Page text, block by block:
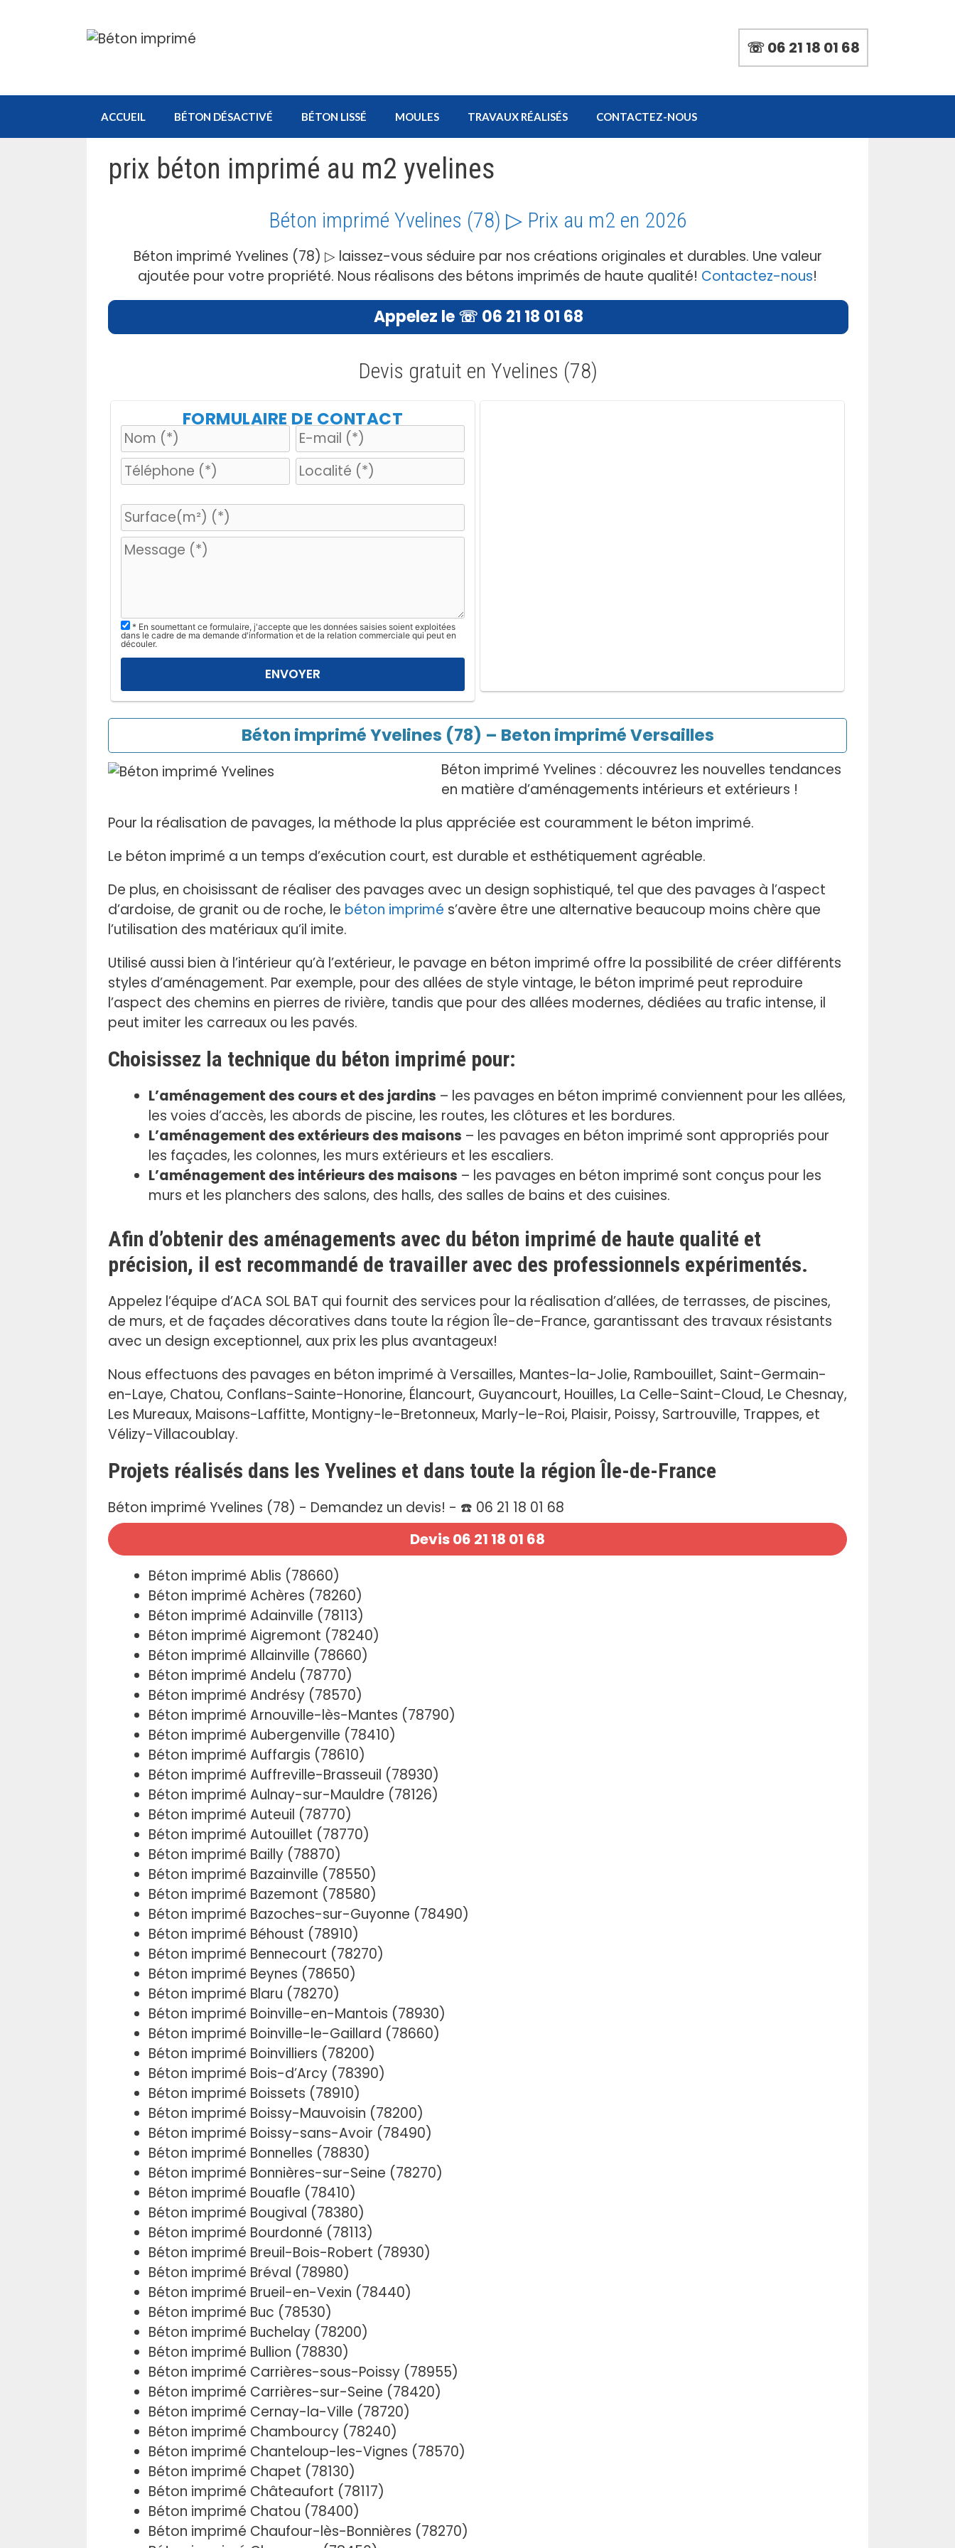
☏ 06 21 18 01 68
ACCUEIL BÉTON DÉSACTIVÉ BÉTON LISSÉ MOULES TRAVAUX RÉALISÉS CONTACTEZ-NOUS
prix béton imprimé au m2 yvelines
Béton imprimé Yvelines (78) ▷ Prix au m2 en 2026
Béton imprimé Yvelines (78) ▷ laissez-vous séduire par nos créations originales et durables. Une valeur
ajoutée pour votre propriété. Nous réalisons des bétons imprimés de haute qualité! Contactez-nous!
Appelez le ☏ 06 21 18 01 68
Devis gratuit en Yvelines (78)
FORMULAIRE DE CONTACT
e
u
z
l
a
s
c
e
h
m
v
i
d
.
* En soumettant ce formulaire, j'accepte que les données saisies soient exploitées
dans le cadre de ma demande d'information et de la relation commerciale qui peut en
découler.
Béton imprimé Yvelines (78) – Beton imprimé Versailles
Béton imprimé Yvelines : découvrez les nouvelles tendances
en matière d’aménagements intérieurs et extérieurs !
Pour la réalisation de pavages, la méthode la plus appréciée est couramment le béton imprimé.
Le béton imprimé a un temps d’exécution court, est durable et esthétiquement agréable.
De plus, en choisissant de réaliser des pavages avec un design sophistiqué, tel que des pavages à l’aspect
d’ardoise, de granit ou de roche, le béton imprimé s’avère être une alternative beaucoup moins chère que
l’utilisation des matériaux qu’il imite.
Utilisé aussi bien à l’intérieur qu’à l’extérieur, le pavage en béton imprimé offre la possibilité de créer différents
styles d’aménagement. Par exemple, pour des allées de style vintage, le béton imprimé peut reproduire
l’aspect des chemins en pierres de rivière, tandis que pour des allées modernes, dédiées au trafic intense, il
peut imiter les carreaux ou les pavés.
Choisissez la technique du béton imprimé pour:
L’aménagement des cours et des jardins – les pavages en béton imprimé conviennent pour les allées,
les voies d’accès, les abords de piscine, les routes, les clôtures et les bordures.
L’aménagement des extérieurs des maisons – les pavages en béton imprimé sont appropriés pour
les façades, les colonnes, les murs extérieurs et les escaliers.
L’aménagement des intérieurs des maisons – les pavages en béton imprimé sont conçus pour les
murs et les planchers des salons, des halls, des salles de bains et des cuisines.
Afin d’obtenir des aménagements avec du béton imprimé de haute qualité et
précision, il est recommandé de travailler avec des professionnels expérimentés.
Appelez l’équipe d’ACA SOL BAT qui fournit des services pour la réalisation d’allées, de terrasses, de piscines,
de murs, et de façades décoratives dans toute la région Île-de-France, garantissant des travaux résistants
avec un design exceptionnel, aux prix les plus avantageux!
Nous effectuons des pavages en béton imprimé à Versailles, Mantes-la-Jolie, Rambouillet, Saint-Germain-
en-Laye, Chatou, Conflans-Sainte-Honorine, Élancourt, Guyancourt, Houilles, La Celle-Saint-Cloud, Le Chesnay,
Les Mureaux, Maisons-Laffitte, Montigny-le-Bretonneux, Marly-le-Roi, Plaisir, Poissy, Sartrouville, Trappes, et
Vélizy-Villacoublay.
Projets réalisés dans les Yvelines et dans toute la région Île-de-France
Béton imprimé Yvelines (78) - Demandez un devis! - ☎️ 06 21 18 01 68
Devis 06 21 18 01 68
Béton imprimé Ablis (78660)
Béton imprimé Achères (78260)
Béton imprimé Adainville (78113)
Béton imprimé Aigremont (78240)
Béton imprimé Allainville (78660)
Béton imprimé Andelu (78770)
Béton imprimé Andrésy (78570)
Béton imprimé Arnouville-lès-Mantes (78790)
Béton imprimé Aubergenville (78410)
Béton imprimé Auffargis (78610)
Béton imprimé Auffreville-Brasseuil (78930)
Béton imprimé Aulnay-sur-Mauldre (78126)
Béton imprimé Auteuil (78770)
Béton imprimé Autouillet (78770)
Béton imprimé Bailly (78870)
Béton imprimé Bazainville (78550)
Béton imprimé Bazemont (78580)
Béton imprimé Bazoches-sur-Guyonne (78490)
Béton imprimé Béhoust (78910)
Béton imprimé Bennecourt (78270)
Béton imprimé Beynes (78650)
Béton imprimé Blaru (78270)
Béton imprimé Boinville-en-Mantois (78930)
Béton imprimé Boinville-le-Gaillard (78660)
Béton imprimé Boinvilliers (78200)
Béton imprimé Bois-d’Arcy (78390)
Béton imprimé Boissets (78910)
Béton imprimé Boissy-Mauvoisin (78200)
Béton imprimé Boissy-sans-Avoir (78490)
Béton imprimé Bonnelles (78830)
Béton imprimé Bonnières-sur-Seine (78270)
Béton imprimé Bouafle (78410)
Béton imprimé Bougival (78380)
Béton imprimé Bourdonné (78113)
Béton imprimé Breuil-Bois-Robert (78930)
Béton imprimé Bréval (78980)
Béton imprimé Brueil-en-Vexin (78440)
Béton imprimé Buc (78530)
Béton imprimé Buchelay (78200)
Béton imprimé Bullion (78830)
Béton imprimé Carrières-sous-Poissy (78955)
Béton imprimé Carrières-sur-Seine (78420)
Béton imprimé Cernay-la-Ville (78720)
Béton imprimé Chambourcy (78240)
Béton imprimé Chanteloup-les-Vignes (78570)
Béton imprimé Chapet (78130)
Béton imprimé Châteaufort (78117)
Béton imprimé Chatou (78400)
Béton imprimé Chaufour-lès-Bonnières (78270)